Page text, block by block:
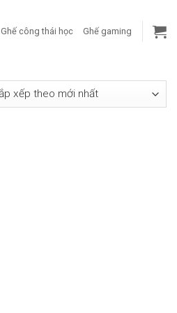
Ghế công thái học Ghế gaming